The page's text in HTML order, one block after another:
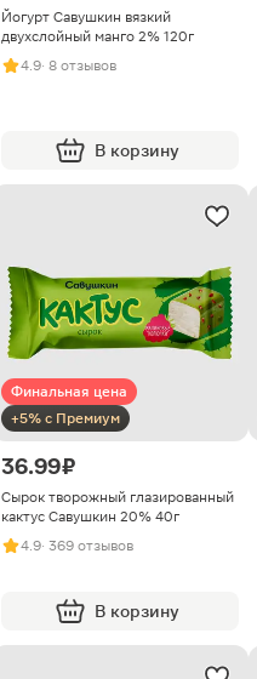
Йогурт Савушкин вязкий
двухслойный манго 2% 120г
4.9· 8 отзывов
В корзину
Финальная цена
+5% с Премиум
36.99 ₽
Сырок творожный глазированный
кактус Савушкин 20% 40г
4.9· 369 отзывов
В корзину